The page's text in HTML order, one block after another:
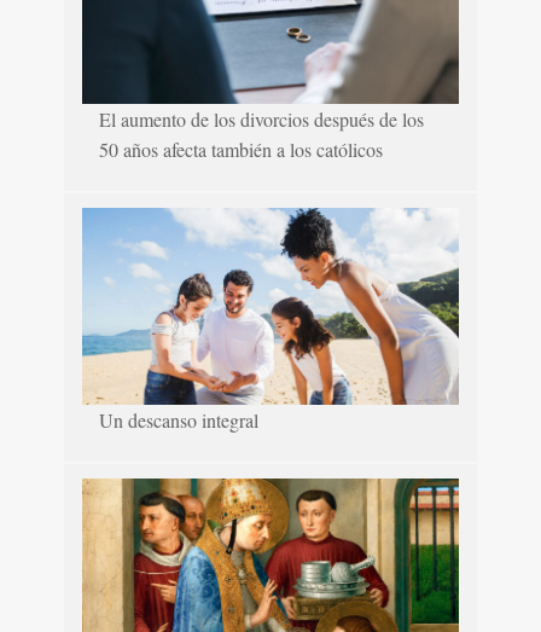
El aumento de los divorcios después de los
50 años afecta también a los católicos
Un descanso integral